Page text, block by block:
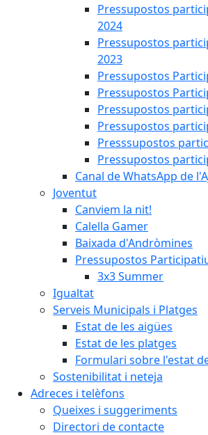
Pressupostos
2024
Pressupostos
2023
Pressupostos
Pressupostos
Pressupostos
Pressupostos
Presssupostos
Pressupostos
Canal de WhatsApp de
Joventut
Canviem la nit!
Calella Gamer
Baixada d'Andròmines
Pressupostos
3x3 Summer
Igualtat
Serveis Municipals i Platges
Estat de les aigües
Estat de les platges
Formulari sobre l'estat
Sostenibilitat i neteja
Adreces i telèfons
Queixes i suggeriments
Directori de contacte